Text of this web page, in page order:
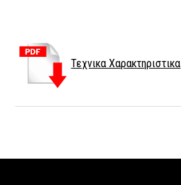
Τεχνικα Χαρακτηριστικα